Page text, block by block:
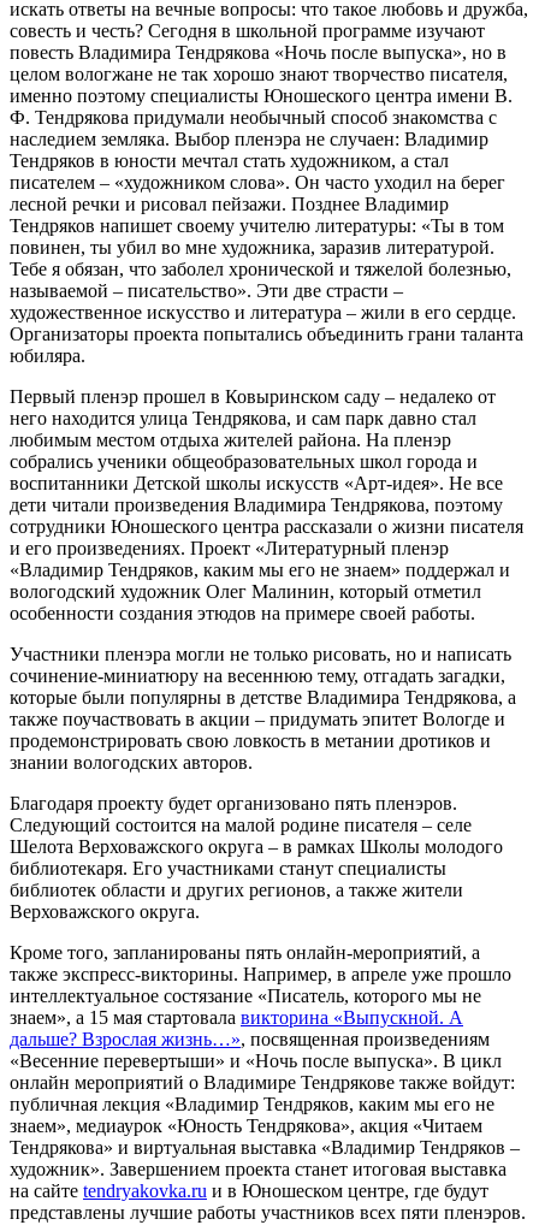
искать ответы на вечные вопросы: что такое любовь и дружба,
совесть и честь? Сегодня в школьной программе изучают
повесть Владимира Тендрякова «Ночь после выпуска», но в
целом вологжане не так хорошо знают творчество писателя,
именно поэтому специалисты Юношеского центра имени В.
Ф. Тендрякова придумали необычный способ знакомства с
наследием земляка. Выбор пленэра не случаен: Владимир
Тендряков в юности мечтал стать художником, а стал
писателем – «художником слова». Он часто уходил на берег
лесной речки и рисовал пейзажи. Позднее Владимир
Тендряков напишет своему учителю литературы: «Ты в том
повинен, ты убил во мне художника, заразив литературой.
Тебе я обязан, что заболел хронической и тяжелой болезнью,
называемой – писательство». Эти две страсти –
художественное искусство и литература – жили в его сердце.
Организаторы проекта попытались объединить грани таланта
юбиляра.
Первый пленэр прошел в Ковыринском саду – недалеко от
него находится улица Тендрякова, и сам парк давно стал
любимым местом отдыха жителей района. На пленэр
собрались ученики общеобразовательных школ города и
воспитанники Детской школы искусств «Арт-идея». Не все
дети читали произведения Владимира Тендрякова, поэтому
сотрудники Юношеского центра рассказали о жизни писателя
и его произведениях. Проект «Литературный пленэр
«Владимир Тендряков, каким мы его не знаем» поддержал и
вологодский художник Олег Малинин, который отметил
особенности создания этюдов на примере своей работы.
Участники пленэра могли не только рисовать, но и написать
сочинение-миниатюру на весеннюю тему, отгадать загадки,
которые были популярны в детстве Владимира Тендрякова, а
также поучаствовать в акции – придумать эпитет Вологде и
продемонстрировать свою ловкость в метании дротиков и
знании вологодских авторов.
Благодаря проекту будет организовано пять пленэров.
Следующий состоится на малой родине писателя – селе
Шелота Верховажского округа – в рамках Школы молодого
библиотекаря. Его участниками станут специалисты
библиотек области и других регионов, а также жители
Верховажского округа.
Кроме того, запланированы пять онлайн-мероприятий, а
также экспресс-викторины. Например, в апреле уже прошло
интеллектуальное состязание «Писатель, которого мы не
знаем», а 15 мая стартовала викторина «Выпускной. А
дальше? Взрослая жизнь…», посвященная произведениям
«Весенние перевертыши» и «Ночь после выпуска». В цикл
онлайн мероприятий о Владимире Тендрякове также войдут:
публичная лекция «Владимир Тендряков, каким мы его не
знаем», медиаурок «Юность Тендрякова», акция «Читаем
Тендрякова» и виртуальная выставка «Владимир Тендряков –
художник». Завершением проекта станет итоговая выставка
на сайте tendryakovka.ru и в Юношеском центре, где будут
представлены лучшие работы участников всех пяти пленэров.